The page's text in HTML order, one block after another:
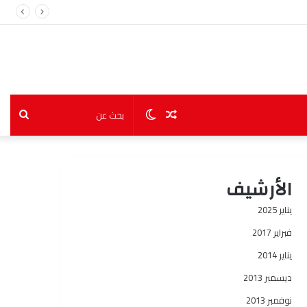
بحث
الوضعمقال
الأرشيف
يناير 2025
فبراير 2017
يناير 2014
ديسمبر 2013
نوفمبر 2013